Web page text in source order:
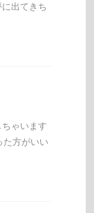
出てきち
ゃいます
た方がいい